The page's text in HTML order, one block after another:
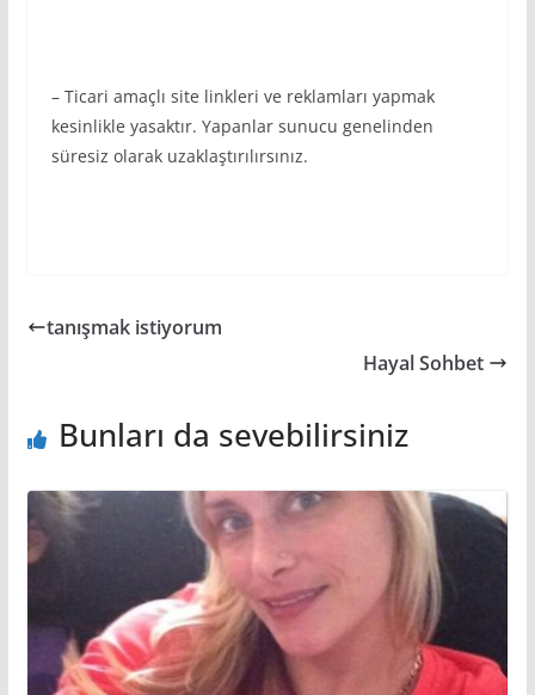
– Ticari amaçlı site linkleri ve reklamları yapmak
kesinlikle yasaktır. Yapanlar sunucu genelinden
süresiz olarak uzaklaştırılırsınız.
tanışmak istiyorum
Hayal Sohbet
Bunları da sevebilirsiniz